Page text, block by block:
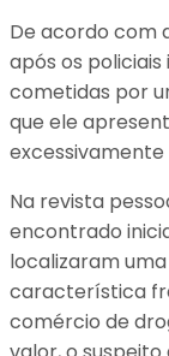
De acordo com
após os
cometidas por
que ele
Na revista
encontrado
localizaram
característica
comércio de